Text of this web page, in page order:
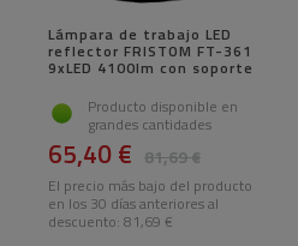
Lámpara de trabajo LED
reflector FRISTOM FT-361
9xLED 4100lm con soporte
Producto disponible en
grandes cantidades
81,69 €
65,40 €
El precio más bajo del producto
en los 30 días anteriores al
descuento: 81,69 €